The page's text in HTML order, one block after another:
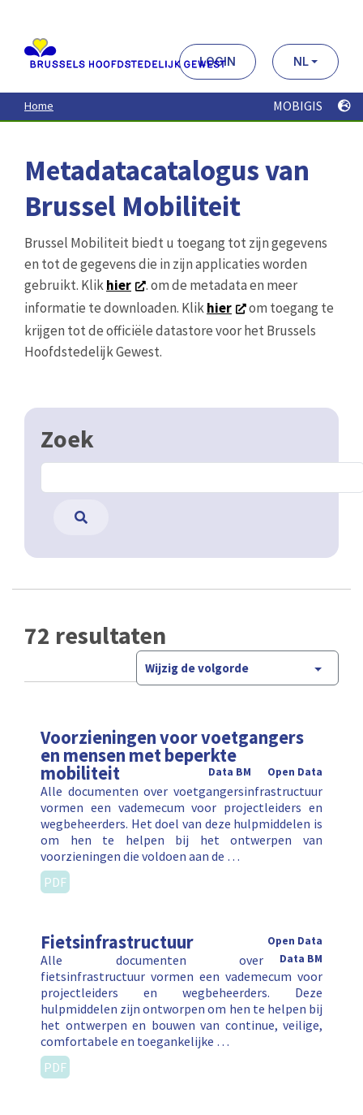
contenu
principal
LOGIN NL
Home MOBIGIS
Metadatacatalogus van
Brussel Mobiliteit
Brussel Mobiliteit biedt u toegang tot zijn gegevens
en tot de gegevens die in zijn applicaties worden
gebruikt. Klikhier
. om de metadata en meer
informatie te downloaden. Klikhier
om toegang te
krijgen tot de officiële datastore voor het Brussels
Hoofdstedelijk Gewest.
Zoek
72 resultaten
Wijzig de volgorde
Voorzieningen voor voetgangers
en mensen met beperkte
mobiliteit Open Data
Data BM
Alle documenten over voetgangersinfrastructuur
vormen een vademecum voor projectleiders en
wegbeheerders. Het doel van deze hulpmiddelen is
om hen te helpen bij het ontwerpen van
voorzieningen die voldoen aan de …
PDF
Fietsinfrastructuur
Open Data
Data BM
Alle documenten over
fietsinfrastructuur vormen een vademecum voor
projectleiders en wegbeheerders. Deze
hulpmiddelen zijn ontworpen om hen te helpen bij
het ontwerpen en bouwen van continue, veilige,
comfortabele en toegankelijke …
PDF